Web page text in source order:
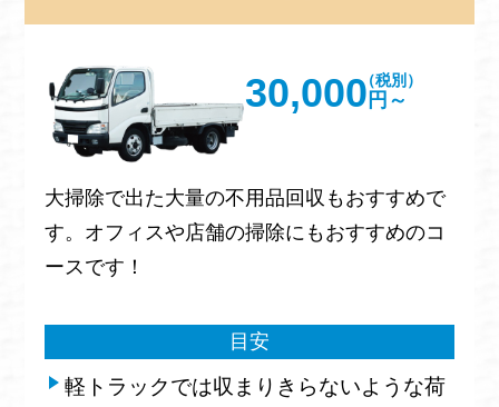
30,000 円～
（税別）
大掃除で出た大量の不用品回収もおすすめで
す。オフィスや店舗の掃除にもおすすめのコ
ースです！
目安
軽トラックでは収まりきらないような荷